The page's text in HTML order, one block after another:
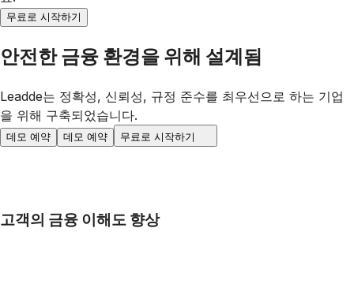
무료로 시작하기
안전한 금융 환경을 위해 설계됨
Leadde는 정확성, 신뢰성, 규정 준수를 최우선으로 하는 기업
을 위해 구축되었습니다.
데모 예약 데모 예약 무료로 시작하기
고객의 금융 이해도 향상